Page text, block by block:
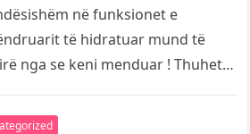
në funksionet e
të hidratuar mund të
nga se keni menduar ! Thuhet…